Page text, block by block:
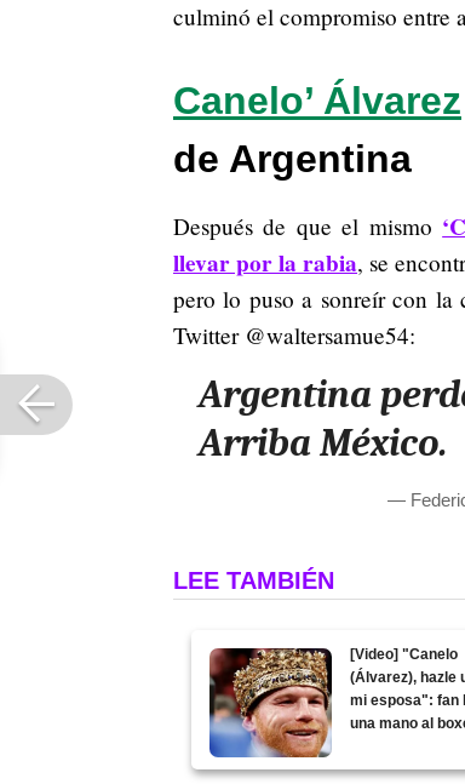
culminó el compromiso entre
Canelo’ Álvarez
de Argentina
Después de que el mismo
llevar por la rabia, se
pero lo puso a sonreír con la
Twitter @waltersamue54:
Argentina
Arriba México.
—
LEE TAMBIÉN
[Video] "Canelo
(Álvarez), hazle
mi esposa": fan
una mano al